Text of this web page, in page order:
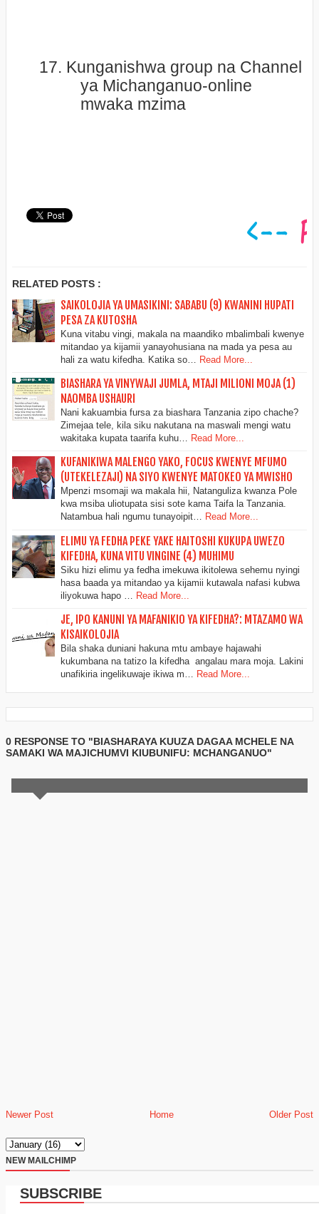
17. Kunganishwa group na Channel
ya Michanganuo-online
mwaka mzima
RELATED POSTS :
SAIKOLOJIA YA UMASIKINI: SABABU (9) KWANINI HUPATI
PESA ZA KUTOSHA
Kuna vitabu vingi, makala na maandiko mbalimbali kwenye
mitandao ya kijamii yanayohusiana na mada ya pesa au
hali za watu kifedha. Katika so…
Read More...
BIASHARA YA VINYWAJI JUMLA, MTAJI MILIONI MOJA (1)
NAOMBA USHAURI
Nani kakuambia fursa za biashara Tanzania zipo chache?
Zimejaa tele, kila siku nakutana na maswali mengi watu
wakitaka kupata taarifa kuhu… Read More...
KUFANIKIWA MALENGO YAKO, FOCUS KWENYE MFUMO
(UTEKELEZAJI) NA SIYO KWENYE MATOKEO YA MWISHO
Mpenzi msomaji wa makala hii, Natanguliza kwanza Pole
kwa msiba uliotupata sisi sote kama Taifa la Tanzania.
Natambua hali ngumu tunayoipit… Read More...
ELIMU YA FEDHA PEKE YAKE HAITOSHI KUKUPA UWEZO
KIFEDHA, KUNA VITU VINGINE (4) MUHIMU
Siku hizi elimu ya fedha imekuwa ikitolewa sehemu nyingi
hasa baada ya mitandao ya kijamii kutawala nafasi kubwa
iliyokuwa hapo …
Read More...
JE, IPO KANUNI YA MAFANIKIO YA KIFEDHA?: MTAZAMO WA
KISAIKOLOJIA
Bila shaka duniani hakuna mtu ambaye hajawahi
kukumbana na tatizo la kifedha angalau mara moja. Lakini
unafikiria ingelikuwaje ikiwa m…
Read More...
0 RESPONSE TO "BIASHARAYA KUUZA DAGAA MCHELE NA
SAMAKI WA MAJICHUMVI KIUBUNIFU: MCHANGANUO"
Newer Post Older Post
Home
NEW MAILCHIMP
SUBSCRIBE